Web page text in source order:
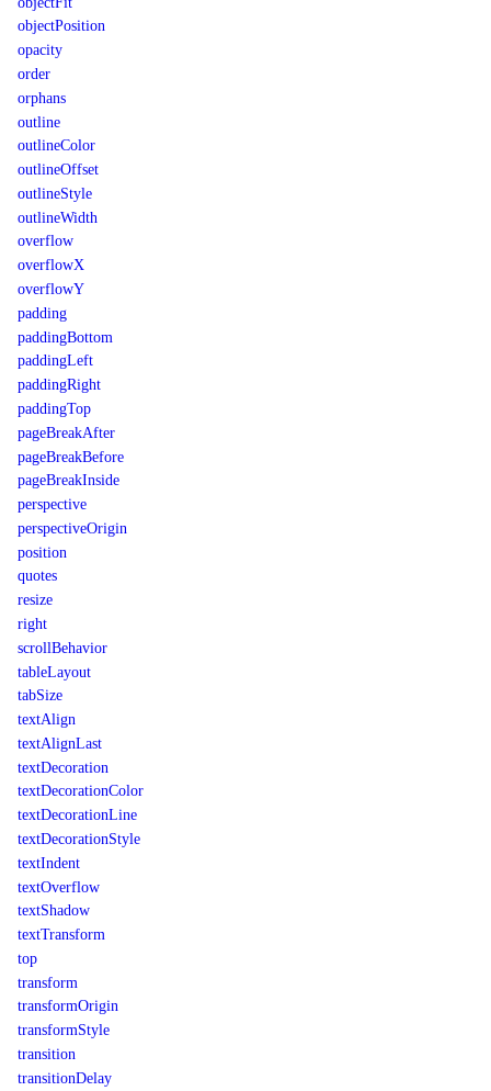
objectPosition
opacity
order
orphans
outline
outlineColor
outlineOffset
outlineStyle
outlineWidth
overflow
overflowX
overflowY
padding
paddingBottom
paddingLeft
paddingRight
paddingTop
pageBreakAfter
pageBreakBefore
pageBreakInside
perspective
perspectiveOrigin
position
quotes
resize
right
scrollBehavior
tableLayout
tabSize
textAlign
textAlignLast
textDecoration
textDecorationColor
textDecorationLine
textDecorationStyle
textIndent
textOverflow
textShadow
textTransform
top
transform
transformOrigin
transformStyle
transition
transitionDelay